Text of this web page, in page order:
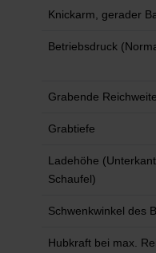
Knickarm, gerader
Betriebsdruck
Grabende Reichweite
Grabtiefe
Ladehöhe
Schaufel)
Schwenkwinkel des
Hubkraft bei max.